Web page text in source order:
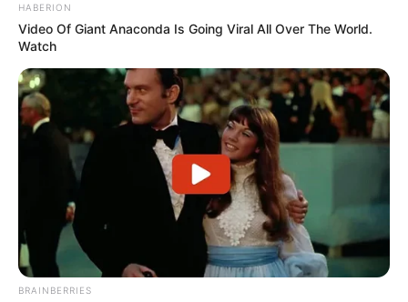
HABERION
Video Of Giant Anaconda Is Going Viral All Over The World.
Watch
BRAINBERRIES